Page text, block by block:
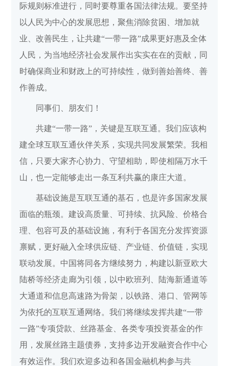
际规则标准进行，同时要尊重各国法律法规。要坚持
以人民为中心的发展思想，聚焦消除贫困、增加就
业、改善民生，让共建“一带一路”成果更好惠及全体
人民，为当地经济社会发展作出实实在在的贡献，同
时确保商业和财政上的可持续性，做到善始善终、善
作善成。
同事们、朋友们！
共建“一带一路”，关键是互联互通。我们应该构
建全球互联互通伙伴关系，实现共同发展繁荣。我相
信，只要大家齐心协力、守望相助，即使相隔万水千
山，也一定能够走出一条互利共赢的康庄大道。
基础设施是互联互通的基石，也是许多国家发展
面临的瓶颈。建设高质量、可持续、抗风险、价格合
理、包容可及的基础设施，有利于各国充分发挥资源
禀赋，更好融入全球供应链、产业链、价值链，实现
联动发展。中国将同各方继续努力，构建以新亚欧大
陆桥等经济走廊为引领，以中欧班列、陆海新通道等
大通道和信息高速路为骨架，以铁路、港口、管网等
为依托的互联互通网络。我们将继续发挥共建“一带
一路”专项贷款、丝路基金、各类专项投资基金的作
用，发展丝路主题债券，支持多边开发融资合作中心
有效运作。我们欢迎多边和各国金融机构参与共